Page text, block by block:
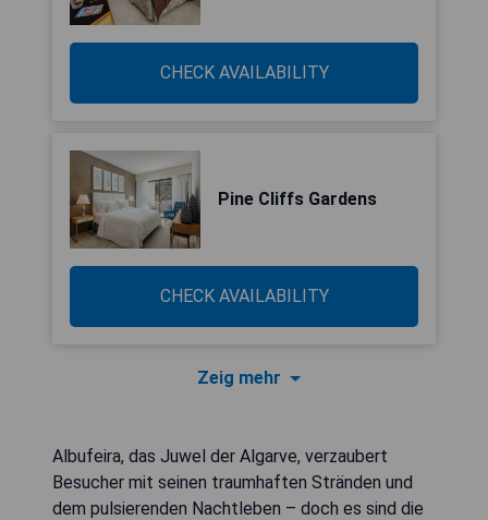
CHECK AVAILABILITY
Pine Cliffs Gardens
CHECK AVAILABILITY
Zeig mehr
Albufeira, das Juwel der Algarve, verzaubert
Besucher mit seinen traumhaften Stränden und
dem pulsierenden Nachtleben – doch es sind die